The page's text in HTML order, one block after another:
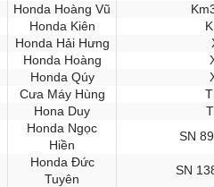
Honda Hoàng Vũ
Honda Kiên
Honda Hải Hưng
Honda Hoàng
Honda Qúy
Cưa Máy Hùng
Hona Duy
Honda Ngọc
Hiền
SN
Honda Đức
Tuyên
SN